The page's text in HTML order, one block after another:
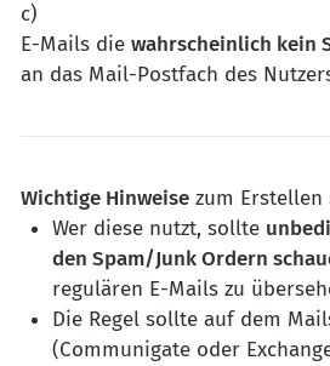
c)
E-Mails die wahrscheinlich kein
an das Mail-Postfach des
Wichtige Hinweise zum Erstellen
Wer diese nutzt, sollte
den Spam/Junk Ordern
regulären E-Mails zu
Die Regel sollte auf dem
(Communigate oder